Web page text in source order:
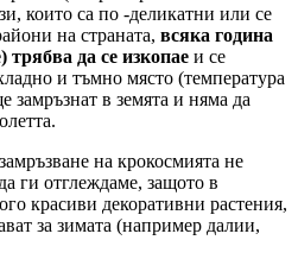
които са по -деликатни или се
на страната, всяка година
трябва да се изкопае и се
и тъмно място (температура
замръзнат в земята и няма да
на крокосмията не
ги отглеждаме, защото в
красиви декоративни растения,
за зимата (например далии,